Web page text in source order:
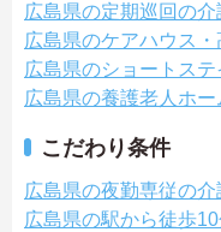
広島県の定期巡回の介
広島県のケアハウス
広島県のショートステ
広島県の養護老人ホー
こだわり条件
広島県の夜勤専従の介
広島県の駅から徒歩